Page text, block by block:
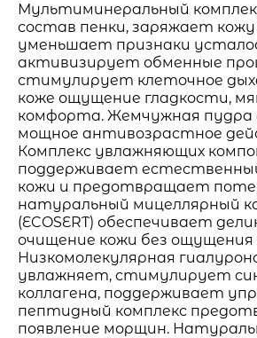
Мультиминеральный
состав пенки, заряжает кожу
уменьшает признаки
активизирует обменные
стимулирует клеточное
коже ощущение гладкости,
комфорта. Жемчужная пудра
мощное антивозрастное
Комплекс увлажняющих
поддерживает
кожи и предотвращает
натуральный мицеллярный
(ECOSERT) обеспечивает
очищение кожи без
Низкомолекулярная
увлажняет, стимулирует
коллагена, поддерживает
пептидный комплекс
появление морщин.